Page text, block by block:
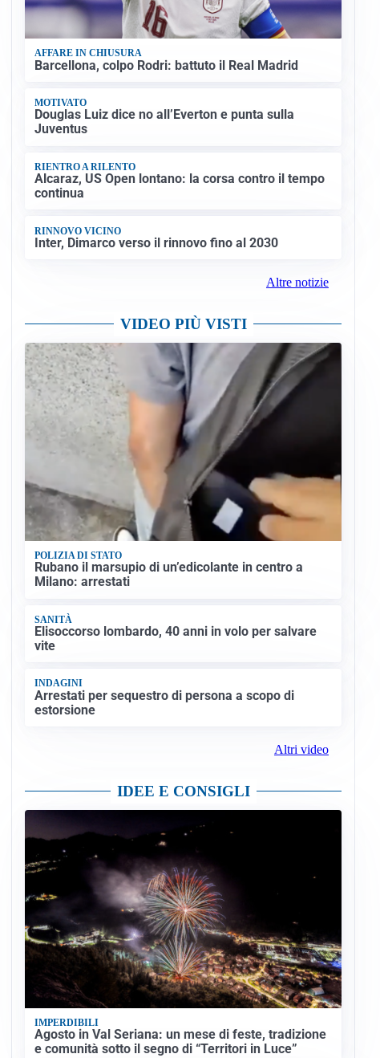
AFFARE IN CHIUSURA
Barcellona, colpo Rodri: battuto il Real Madrid
MOTIVATO
Douglas Luiz dice no all’Everton e punta sulla
Juventus
RIENTRO A RILENTO
Alcaraz, US Open lontano: la corsa contro il tempo
continua
RINNOVO VICINO
Inter, Dimarco verso il rinnovo fino al 2030
Altre notizie
VIDEO PIÙ VISTI
POLIZIA DI STATO
Rubano il marsupio di un’edicolante in centro a
Milano: arrestati
SANITÀ
Elisoccorso lombardo, 40 anni in volo per salvare
vite
INDAGINI
Arrestati per sequestro di persona a scopo di
estorsione
Altri video
IDEE E CONSIGLI
IMPERDIBILI
Agosto in Val Seriana: un mese di feste, tradizione
e comunità sotto il segno di “Territori in Luce”